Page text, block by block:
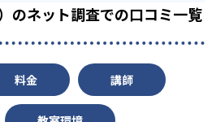
東京工業大学 22
8
のネット調査での口コミ一覧
料金 講師